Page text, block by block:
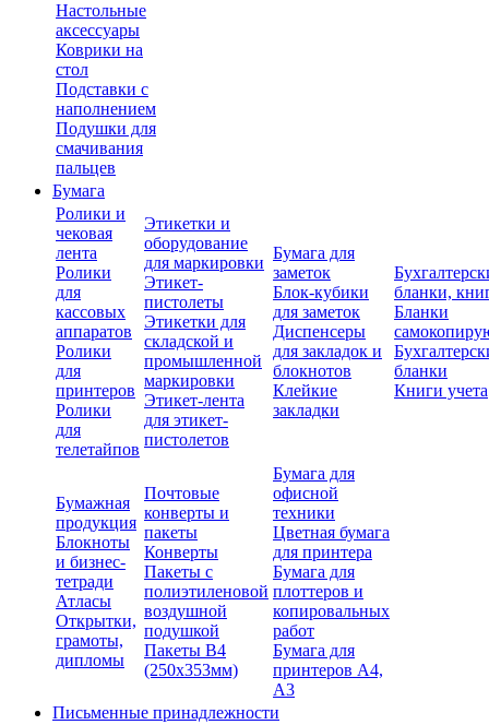
Настольные
аксессуары
Коврики на
стол
Подставки с
наполнением
Подушки для
смачивания
пальцев
Бумага
Ролики и
чековая
лента
Ролики
для
кассовых
аппаратов
Ролики
для
принтеров
Ролики
для
телетайпов
Этикетки и
оборудование
для маркировки
Этикет-
пистолеты
Этикетки для
складской и
промышленной
маркировки
Этикет-лента
для этикет-
пистолетов
Бумага для
заметок
Блок-кубики
для заметок
Диспенсеры
для закладок и
блокнотов
Клейкие
закладки
бланки,
Бланки
бланки
Книги учета
Бумажная
продукция
Блокноты
и бизнес-
тетради
Атласы
Открытки,
грамоты,
дипломы
Почтовые
конверты и
пакеты
Конверты
Пакеты с
полиэтиленовой
воздушной
подушкой
Пакеты В4
(250х353мм)
Бумага для
офисной
техники
Цветная бумага
для принтера
Бумага для
плоттеров и
копировальных
работ
Бумага для
принтеров А4,
А3
Письменные принадлежности